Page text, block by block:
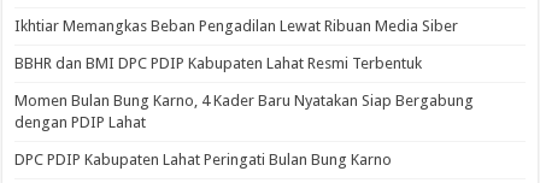
Ikhtiar Memangkas Beban Pengadilan Lewat Ribuan Media Siber
BBHR dan BMI DPC PDIP Kabupaten Lahat Resmi Terbentuk
Momen Bulan Bung Karno, 4 Kader Baru Nyatakan Siap Bergabung
dengan PDIP Lahat
DPC PDIP Kabupaten Lahat Peringati Bulan Bung Karno